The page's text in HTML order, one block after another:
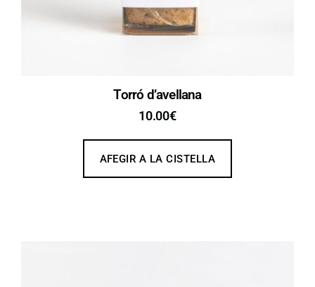
Torró d’avellana
10.00€
AFEGIR A LA CISTELLA